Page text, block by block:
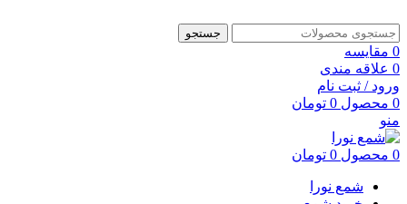
جستجو
0 مقایسه
0 علاقه مندی
ورود / ثبت نام
0 محصول 0 تومان
منو
0 محصول 0 تومان
شمع نورا